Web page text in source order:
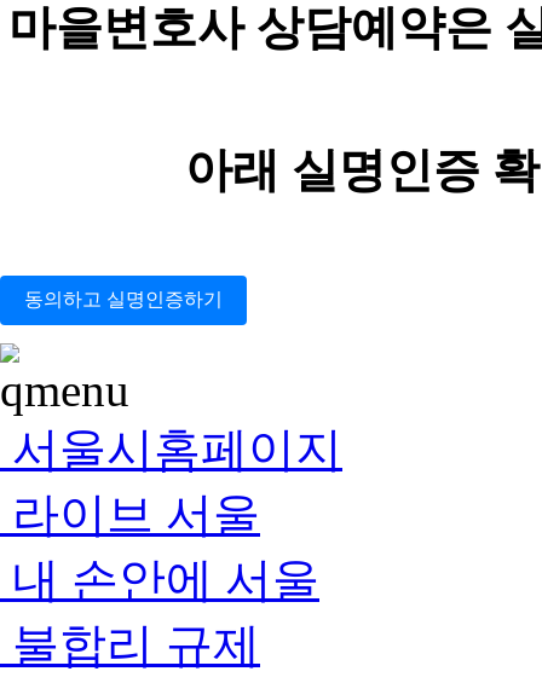
마을변호사 상담예약은
아래 실명인증
동의하고 실명인증하기
서울시홈페이지
라이브 서울
내 손안에 서울
불합리 규제